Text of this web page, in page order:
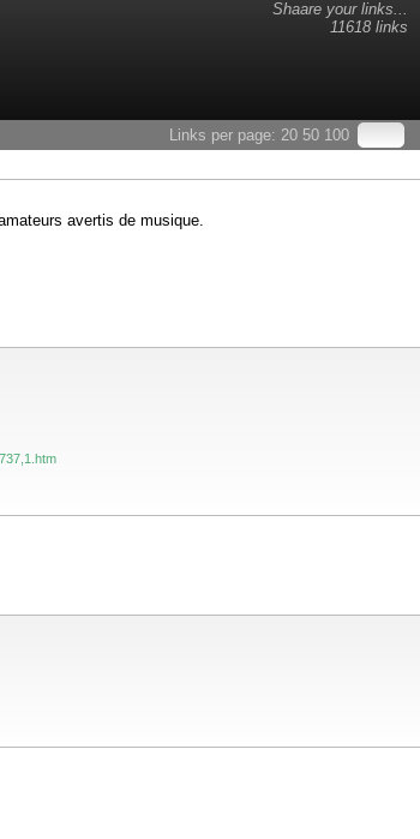
Shaare your links...
11618 links
Links per page: 20 50 100
avertis de musique.